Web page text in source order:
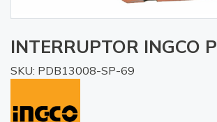
INTERRUPTOR INGCO
SKU: PDB13008-SP-69